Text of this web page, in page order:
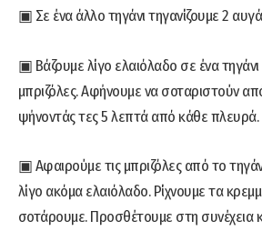
▣ Σε ένα άλλο τηγάνι τηγανίζουμε 2
▣ Βάζουμε λίγο ελαιόλαδο σε ένα
μπριζόλες. Αφήνουμε να σοταριστούν
ψήνοντάς τες 5 λεπτά από κάθε πλευρά.
▣ Αφαιρούμε τις μπριζόλες από το
λίγο ακόμα ελαιόλαδο. Ρίχνουμε τα
σοτάρουμε. Προσθέτουμε στη συνέχεια